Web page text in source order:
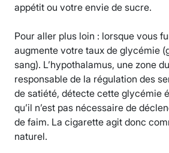
appétit ou votre envie de sucre.
Pour aller plus loin : lorsque vous
augmente votre taux de glycémie
sang). L’hypothalamus, une zone
responsable de la régulation des
de satiété, détecte cette glycémie
qu’il n’est pas nécessaire de
de faim. La cigarette agit donc
naturel.